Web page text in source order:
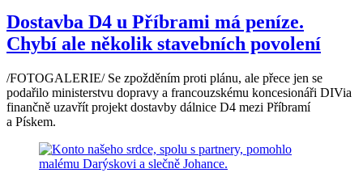
Dostavba D4 u Příbrami má peníze.
Chybí ale několik stavebních povolení
/FOTOGALERIE/ Se zpožděním proti plánu, ale přece jen se
podařilo ministerstvu dopravy a francouzskému koncesionáři DIVia
finančně uzavřít projekt dostavby dálnice D4 mezi Příbramí
a Pískem.